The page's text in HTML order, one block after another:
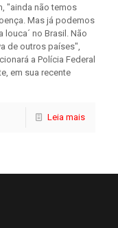
"ainda não temos
Mas já podemos
louca´ no Brasil. Não
de outros países",
a Polícia Federal
em sua recente
Leia mais